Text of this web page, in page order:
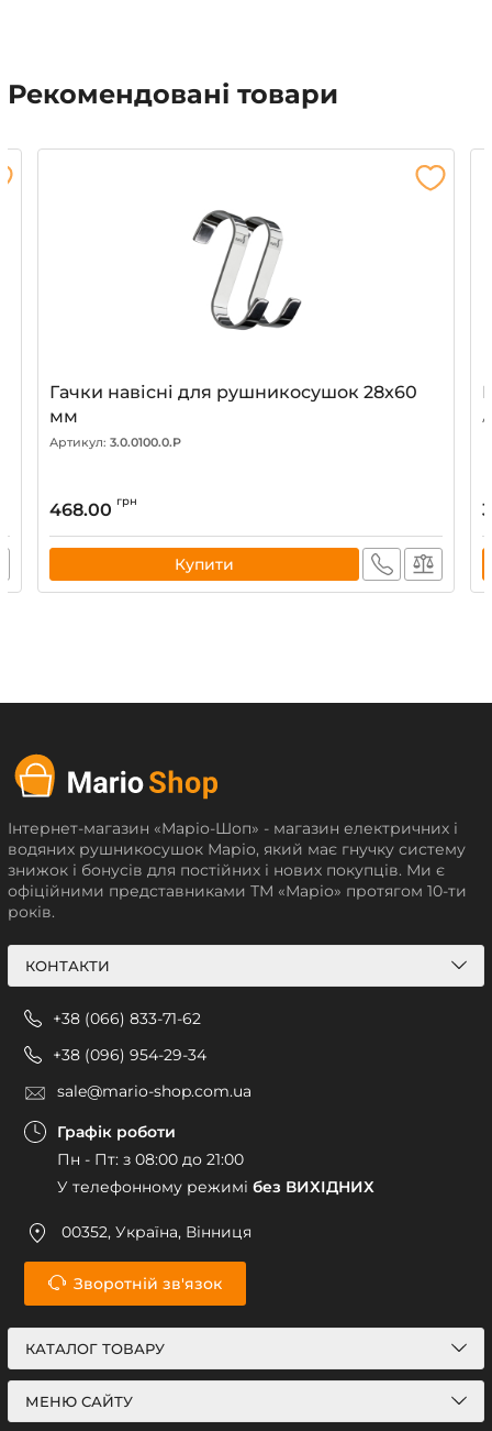
Рекомендовані товари
Гачки навісні для рушникосушок 28x60
мм
Артикул: 3.0.0100.0.P
468.00 грн
Купити
Інтернет-магазин «Маріо-Шоп» - магазин електричних і
водяних рушникосушок Маріо, який має гнучку систему
знижок і бонусів для постійних і нових покупців. Ми є
офіційними представниками ТМ «Маріо» протягом 10-ти
років.
КОНТАКТИ
+38 (066) 833-71-62
+38 (096) 954-29-34
sale@mario-shop.com.ua
Графік роботи
Пн - Пт: з 08:00 до 21:00
У телефонному режимі без ВИХІДНИХ
00352, Україна, Вінниця
Зворотній зв'язок
КАТАЛОГ ТОВАРУ
МЕНЮ САЙТУ